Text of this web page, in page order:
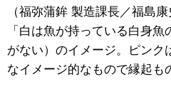
（福弥蒲鉾 製造課長／福島康
「白は魚が持っている白身
がない）のイメージ。ピンク
なイメージ的なもので縁起も